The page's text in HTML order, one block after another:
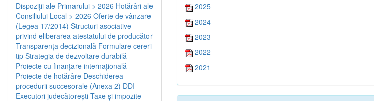
2025
2024
2023
2022
2021
Dispoziţii ale Primarului > 2026 Hotărâri ale
Consiliului Local > 2026 Oferte de vânzare
(Legea 17/2014) Structuri asociative
privind eliberarea atestatului de producător
Transparenţa decizională Formulare cereri
tip Strategia de dezvoltare durabilă
Proiecte cu finanţare internaţională
Proiecte de hotărâre Deschiderea
procedurii succesorale (Anexa 2) DDI -
Executori judecătorești Taxe şi impozite